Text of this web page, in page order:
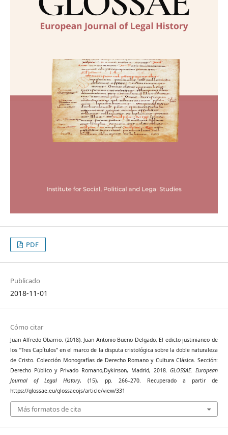
PDF
Publicado
2018-11-01
Cómo citar
Juan Alfredo Obarrio. (2018). Juan Antonio Bueno Delgado, El edicto justinianeo de
los “Tres Capítulos” en el marco de la disputa cristológica sobre la doble naturaleza
de Cristo. Colección Monografías de Derecho Romano y Cultura Clásica. Sección:
Derecho Público y Privado Romano,Dykinson, Madrid, 2018.GLOSSAE. European
Journal of Legal History, (15), pp. 266–270. Recuperado a partir de
https://glossae.eu/glossaeojs/article/view/331
Más formatos de cita